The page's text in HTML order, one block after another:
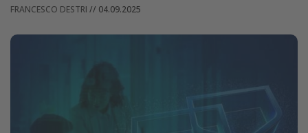
FRANCESCO DESTRI // 04.09.2025